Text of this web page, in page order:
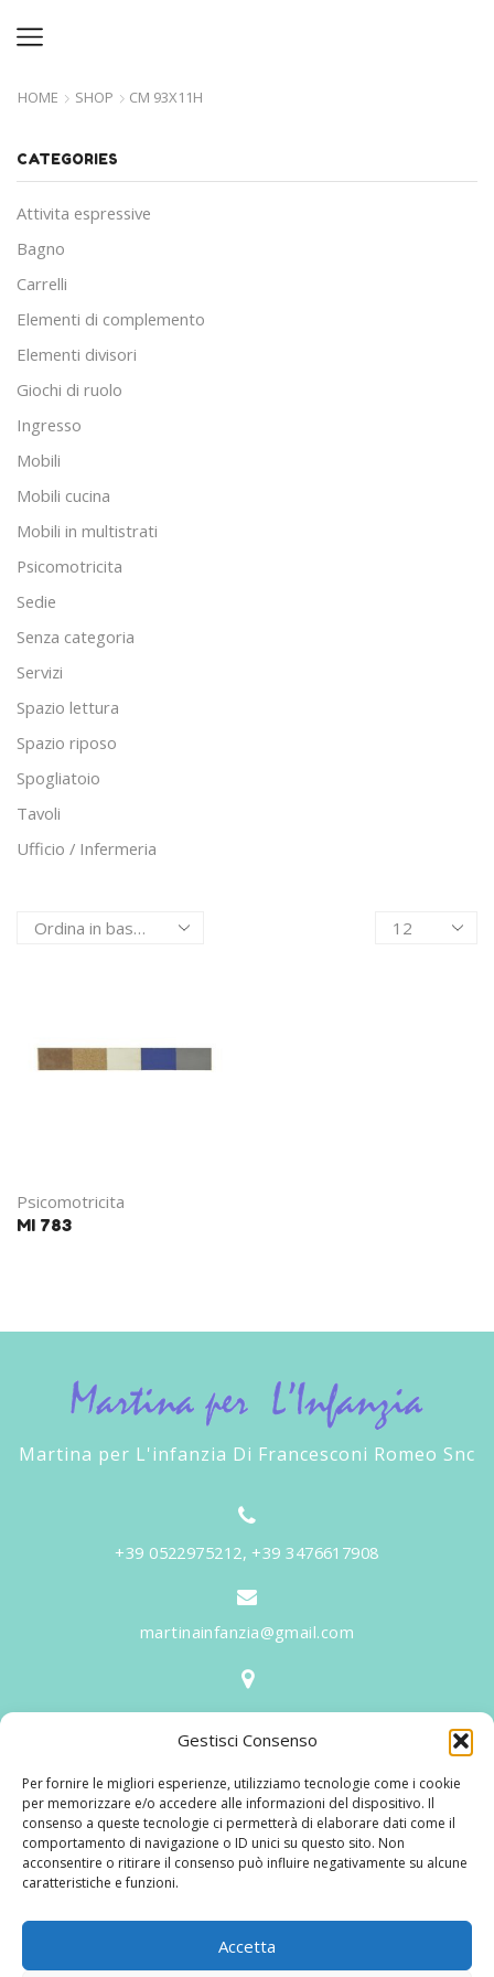
Gestisci Consenso
Per fornire le migliori esperienze, utilizziamo tecnologie come i cookie
per memorizzare e/o accedere alle informazioni del dispositivo. Il
consenso a queste tecnologie ci permetterà di elaborare dati come il
comportamento di navigazione o ID unici su questo sito. Non
acconsentire o ritirare il consenso può influire negativamente su alcune
caratteristiche e funzioni.
Accetta
HOME SHOP CM 93X11H
Products
Psicomotricita
MI 783
CATEGORIES
Attivita espressive
Bagno
Carrelli
Elementi di complemento
Elementi divisori
Giochi di ruolo
Ingresso
Mobili
Mobili cucina
Mobili in multistrati
Psicomotricita
Sedie
Senza categoria
Servizi
Spazio lettura
Spazio riposo
Spogliatoio
Tavoli
Ufficio / Infermeria
Martina per L'infanzia Di Francesconi Romeo Snc
+39 0522975212, +39 3476617908
martinainfanzia@gmail.com
V.le Tiziano, 20 - 42046 Reggiolo
Martina per l'Infanzia, un nome ed un progetto che
nasce prima di tutto da una provata esperienza
maturata sul campo dal suo fondatore in 25 anni di
lavoro. La didattica rivolta al bambino nei suoi primi
aggiornandone continuamente i progetti educativi.